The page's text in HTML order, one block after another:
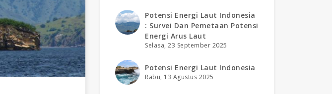
Potensi Energi Laut Indonesia
: Survei Dan Pemetaan Potensi
Energi Arus Laut
Selasa, 23 September 2025
Potensi Energi Laut Indonesia
Rabu, 13 Agustus 2025